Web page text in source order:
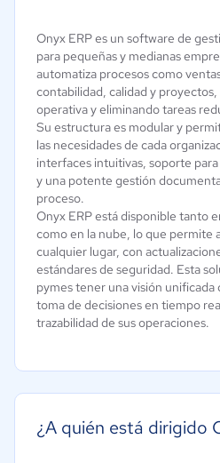
Onyx ERP es un software de
para pequeñas y medianas
automatiza procesos como
contabilidad, calidad y
operativa y eliminando tareas
Su estructura es modular y
las necesidades de cada
interfaces intuitivas, soporte
y una potente gestión
proceso.
Onyx ERP está disponible tanto
como en la nube, lo que permite
cualquier lugar, con
estándares de seguridad. Esta
pymes tener una visión unificada
toma de decisiones en tiempo
trazabilidad de sus operaciones.
¿A quién está dirigido